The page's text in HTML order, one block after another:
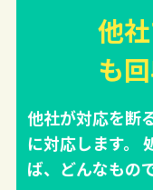
他
も
他社が対応を断
に対応します。
ば、どんなもの